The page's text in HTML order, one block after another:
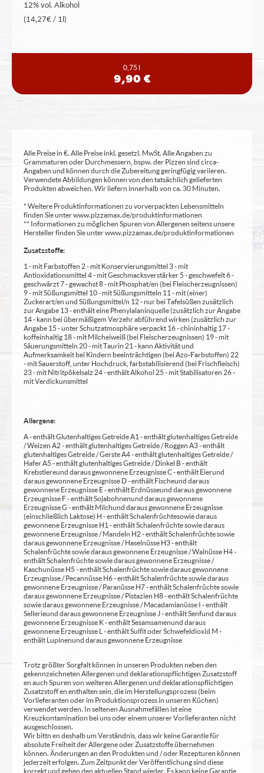
12% vol. Alkohol
(14,27€ / 1l)
0,75 l
9,90 €
Alle Preise in €. Alle Preise inkl. gesetzl. MwSt. Alle Angaben zu
Grammaturen oder Durchmessern, bspw. der Pizzen sind circa-
Angaben und können durch die Zubereitung geringfügig variieren.
Verwendete Abbildungen können von den tatsächlich gelieferten
Produkten abweichen. Wir liefern innerhalb von ca. 30 Minuten.
* Weitere Produktinformationen zu vorverpackten Lebensmitteln
finden Sie unter www.pizzamax.de/produktinformationen
** Informationen zu möglichen Spuren von Allergenen seitens unsere
Hersteller finden Sie unter www.pizzamax.de/produktinformationen
Zusatzstoffe:
1 - mit Farbstoffen 2 - mit Konservierungsmittel 3 - mit
Antioxidationsmittel 4 - mit Geschmacksverstärker 5 - geschwefelt 6 -
geschwärzt 7 - gewachst 8 - mit Phosphat/en (bei Fleischerzeugnissen)
9 - mit Süßungsmittel 10 - mit Süßungsmitteln 11 - mit (einer)
Zuckerart/en und Süßungsmittel/n 12 - nur bei Tafelsüßen zusätzlich
zur Angabe 13 - enthält eine Phenylalaninquelle (zusätzlich zur Angabe
14 - kann bei übermäßigem Verzehr abführend wirken (zusätzlich zur
Angabe 15 - unter Schutzatmosphäre verpackt 16 - chininhaltig 17 -
koffeinhaltig 18 - mit Milcheiweiß (bei Fleischerzeugnissen) 19 - mit
Säuerungsmitteln 20 - mit Taurin 21 - kann Aktivität und
Aufmerksamkeit bei Kindern beeinträchtigen (bei Azo-Farbstoffen) 22
- mit Sauerstoff, unter Hochdruck, farbstabilisierend (bei Frischfleisch)
23 - mit Nitritpökelsalz 24 - enthält Alkohol 25 - mit Stabilisatoren 26 -
mit Verdickunsmittel
Allergene:
A - enthält Glutenhaltiges Getreide A1 - enthält glutenhaltiges Getreide
/ Weizen A2 - enthält glutenhaltiges Getreide / Roggen A3 - enthält
glutenhaltiges Getreide / Gerste A4 - enthält glutenhaltiges Getreide /
Hafer A5 - enthält glutenhaltiges Getreide / Dinkel B - enthält
Krebstiere und daraus gewonnene Erzeugnisse C - enthält Eier und
daraus gewonnene Erzeugnisse D - enthält Fische und daraus
gewonnene Erzeugnisse E - enthält Erdnüsse und daraus gewonnene
Erzeugnisse F - enthält Sojabohnen und daraus gewonnene
Erzeugnisse G - enthält Milch und daraus gewonnene Erzeugnisse
(einschließlich Laktose) H - enthält Schalenfrüchte sowie daraus
gewonnene Erzeugnisse H1 - enthält Schalenfrüchte sowie daraus
gewonnene Erzeugnisse / Mandeln H2 - enthält Schalenfrüchte sowie
daraus gewonnene Erzeugnisse / Haselnüsse H3 - enthält
Schalenfrüchte sowie daraus gewonnene Erzeugnisse / Walnüsse H4 -
enthält Schalenfrüchte sowie daraus gewonnene Erzeugnisse /
Kaschunüsse H5 - enthält Schalenfrüchte sowie daraus gewonnene
Erzeugnisse / Pecannüsse H6 - enthält Schalenfrüchte sowie daraus
gewonnene Erzeugnisse / Paranüsse H7 - enthält Schalenfrüchte sowie
daraus gewonnene Erzeugnisse / Pistazien H8 - enthält Schalenfrüchte
sowie daraus gewonnene Erzeugnisse / Macadamianüsse I - enthält
Sellerie und daraus gewonnene Erzeugnisse J - enthält Senf und daraus
gewonnene Erzeugnisse K - enthält Sesamsamen und daraus
gewonnene Erzeugnisse L - enthält Sulfit oder Schwefeldioxid M -
enthält Lupinen und daraus gewonnene Erzeugnisse
Trotz größter Sorgfalt können in unseren Produkten neben den
gekennzeichneten Allergenen und deklarationspflichtigen Zusatzstoff
en auch Spuren von weiteren Allergenen und deklarationspflichtigen
Zusatzstoff en enthalten sein, die im Herstellungsprozess (beim
Vorlieferanten oder im Produktionsprozess in unseren Küchen)
verwendet werden. In seltenen Ausnahmefällen ist eine
Kreuzkontamination bei uns oder einem unserer Vorlieferanten nicht
ausgeschlossen.
Wir bittn en deshalb um Verständnis, dass wir keine Garantie für
absolute Freiheit der Allergene oder Zusatzstoffe übernehmen
können. Änderungen an den Produkten und / oder Rezepturen können
jederzeit erfolgen. Zum Zeitpunkt der Veröffentlichung sind diese
korrekt und geben den aktuellen Stand wieder. Es kann keine Garantie